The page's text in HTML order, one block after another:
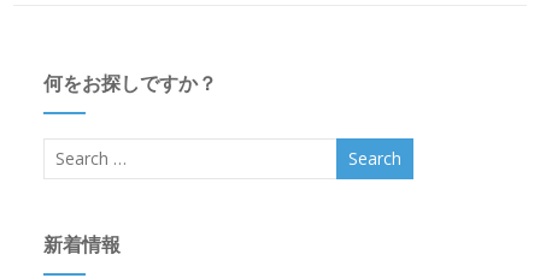
何をお探しですか？
新着情報